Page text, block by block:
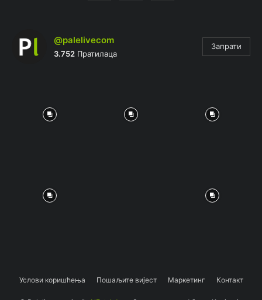
@palelivecom
3.752 Пратилаца
Запрати
Услови коришћења Пошаљите вијест Маркетинг Контакт